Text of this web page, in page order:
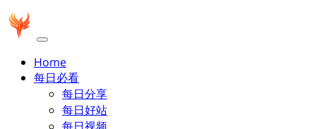
Home
每日必看
每日分享
每日好站